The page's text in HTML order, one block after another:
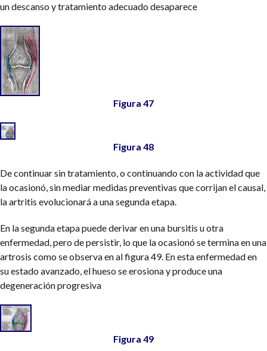
un descanso y tratamiento adecuado desaparece
Figura 47
Figura 48
De continuar sin tratamiento, o continuando con la actividad que
la ocasionó, sin mediar medidas preventivas que corrijan el causal,
la artritis evolucionará a una segunda etapa.
En la segunda etapa puede derivar en una bursitis u otra
enfermedad, pero de persistir, lo que la ocasionó se termina en una
artrosis como se observa en al figura 49. En esta enfermedad en
su estado avanzado, el hueso se erosiona y produce una
degeneración progresiva
Figura 49